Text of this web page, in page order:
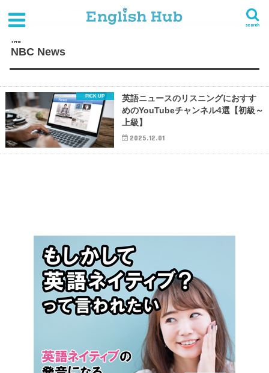
search
TAG
NBC News
英語ニュースのリスニングにおすす
めのYouTubeチャンネル4選【初級～
上級】
2025.12.01